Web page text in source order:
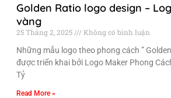
Golden Ratio logo design –
vàng
25 Tháng 2, 2025
Không có bình luận
Những mẫu logo theo phong cách ”
được triển khai bởi Logo Maker Phong
Tỷ
Read More »